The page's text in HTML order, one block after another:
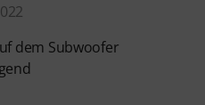
dem Subwoofer